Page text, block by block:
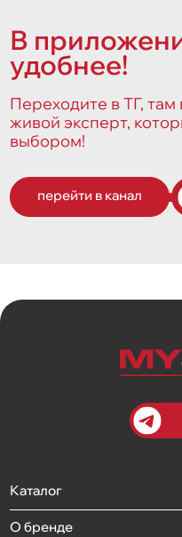
В
удобнее!
Переходите в ТГ, там
живой эксперт,
выбором!
перейти в канал
Каталог
О бренде